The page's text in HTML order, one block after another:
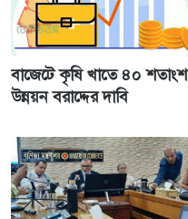
বাজেটে কৃষি খাতে ৪০ শতাংশ
উন্নয়ন বরাদ্দের দাবি